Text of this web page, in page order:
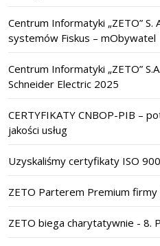
Centrum Informatyki „ZETO” S.
systemów Fiskus – mObywatel
Centrum Informatyki „ZETO”
Schneider Electric 2025
CERTYFIKATY CNBOP-PIB –
jakości usług
Uzyskaliśmy certyfikaty ISO
ZETO Parterem Premium firmy
ZETO biega charytatywnie - 8.